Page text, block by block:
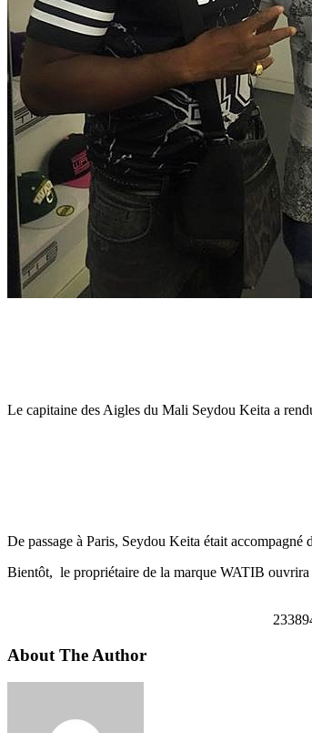
Le capitaine des Aigles du Mali Seydou Keita a
De passage à Paris, Seydou Keita était
Bientôt, le propriétaire de la marque WATIB
About The Author